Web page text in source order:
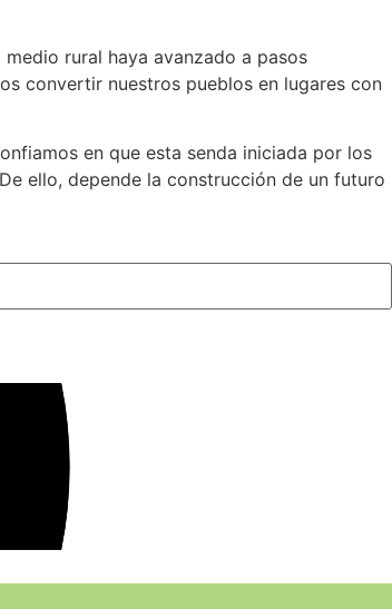
rural haya avanzado a pasos
convertir nuestros pueblos en lugares con
en que esta senda iniciada por los
ello, depende la construcción de un futuro